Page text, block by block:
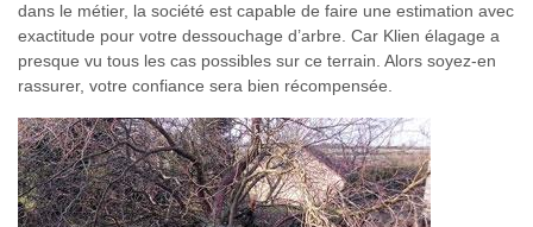
dans le métier, la société est capable de faire une estimation avec
exactitude pour votre dessouchage d’arbre. Car Klien élagage a
presque vu tous les cas possibles sur ce terrain. Alors soyez-en
rassurer, votre confiance sera bien récompensée.